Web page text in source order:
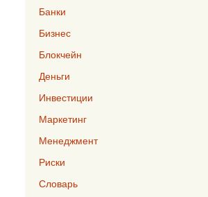
Банки
Бизнес
Блокчейн
Деньги
Инвестиции
Маркетинг
Менеджмент
Риски
Словарь